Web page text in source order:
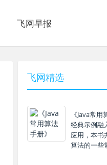
飞网早报
飞网精选
《Java常
经典示例融
应用，本书
算法的一些